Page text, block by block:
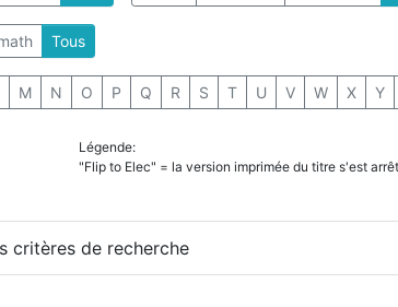
Tous
M N O P Q R S T U V W X Y
Légende:
"Flip to Elec" = la version imprimée du titre s'est
critères de recherche